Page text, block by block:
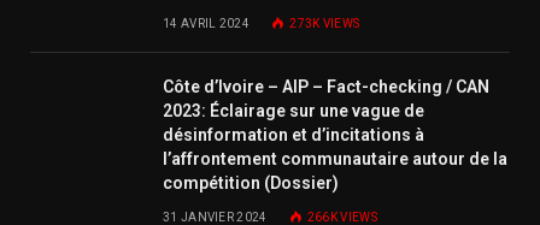
14 AVRIL 2024 273K VIEWS
Côte d’Ivoire – AIP – Fact-checking / CAN
2023: Éclairage sur une vague de
désinformation et d’incitations à
l’affrontement communautaire autour de la
compétition (Dossier)
31 JANVIER 2024 266KVIEWS